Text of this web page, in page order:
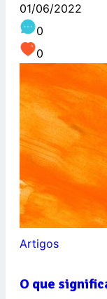
01/06/2022
0
0
Artigos
O que